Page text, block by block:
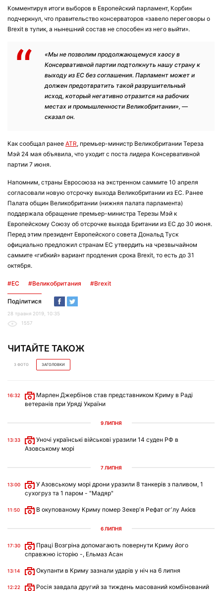
Комментируя итоги выборов в Европейский парламент, Корбин
подчеркнул, что правительство консерваторов «завело переговоры о
Brexit в тупик, а нынешний состав не способен из него выйти».
«Мы не позволим продолжающемуся хаосу в
Консервативной партии подтолкнуть нашу страну к
выходу из ЕС без соглашения. Парламент может и
должен предотвратить такой разрушительный
исход, который негативно отразится на рабочих
местах и промышленности Великобритании», —
сказал он.
Как сообщал ранее ATR, премьер-министр Великобритании Тереза
Мэй 24 мая объявила, что уходит с поста лидера Консервативной
партии 7 июня.
Напомним, страны Евросоюза на экстренном саммите 10 апреля
согласовали новую отсрочку выхода Великобритании из ЕС. Ранее
Палата общин Великобритании (нижняя палата парламента)
поддержала обращение премьер-министра Терезы Мэй к
Европейскому Союзу об отсрочке выхода Британии из ЕС до 30 июня.
Перед этим президент Европейского совета Дональд Туск
официально предложил странам ЕС утвердить на чрезвычайном
саммите «гибкий» вариант продления срока Brexit, то есть до 31
октября.
#ЕС #Великобритания #Brexit
Поділитися
28 травня 2019, 10:35
1557
ЧИТАЙТЕ ТАКОЖ
З ФОТО ЗАГОЛОВКИ
16:32
Марлен Джербінов став представником Криму в Раді
ветеранів при Уряді України
9 ЛИПНЯ
13:33
Уночі українські військові уразили 14 суден РФ в
Азовському морі
7 ЛИПНЯ
13:00
У Азовському морі дрони уразили 8 танкерів з паливом, 1
сухогруз та 1 паром - "Мадяр"
11:50 В окупованому Криму помер Зекерʼя Рефат огʼлу Акієв
6 ЛИПНЯ
17:30
Праці Возгріна допомагають повернути Криму його
справжню історію -, Ельмаз Асан
13:14 Окупанти в Криму зазнали ударів у ніч на 6 липня
12:22
Росія завдала другий за тиждень масований комбінований